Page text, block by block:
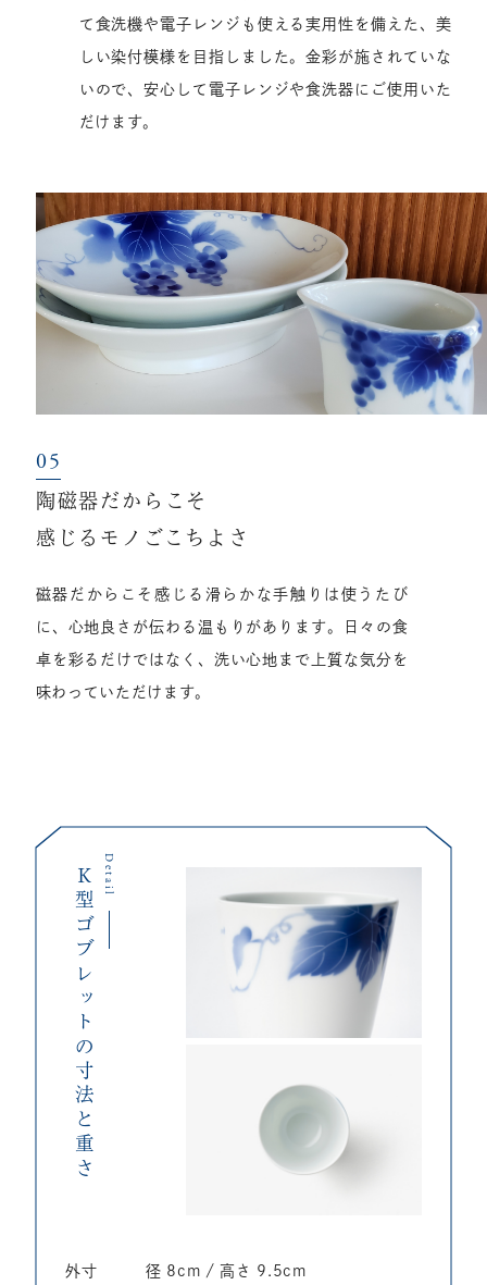
て食洗機や電子レンジも使える実用性を備えた、美
しい染付模様を目指しました。金彩が施されていな
いので、安心して電子レンジや食洗器にご使用いた
だけます。
陶磁器だからこそ
感じるモノごこちよさ
磁器だからこそ感じる滑らかな手触りは使うたび
に、心地良さが伝わる温もりがあります。日々の食
卓を彩るだけではなく、洗い心地まで上質な気分を
味わっていただけます。
Ｋ型ゴブレットの寸法と重さ Detail
外寸 径 8cm / ⾼さ 9.5cm